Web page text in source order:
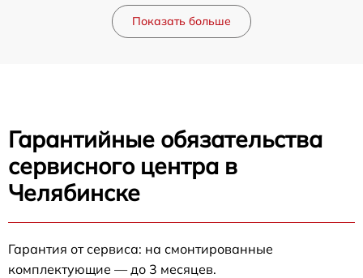
Показать больше
Гарантийные обязательства
сервисного центра в
Челябинске
Гарантия от сервиса: на смонтированные
комплектующие — до 3 месяцев.